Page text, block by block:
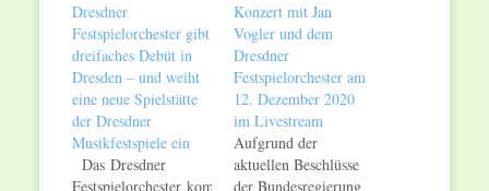
Dresdner
Festspielorchester gibt
dreifaches Debüt in
Dresden – und weiht
eine neue Spielstätte
der Dresdner
Musikfestspiele ein
Das Dresdner
Festspielorchester kommt
Konzert mit Jan
Vogler und dem
Dresdner
Festspielorchester am
12. Dezember 2020
im Livestream
Aufgrund der
aktuellen Beschlüsse
der Bundesregierung